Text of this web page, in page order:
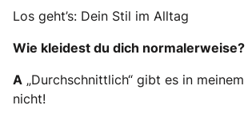
Los geht’s: Dein Stil im Alltag
Wie kleidest du dich normalerweise?
A „Durchschnittlich“ gibt es in
nicht!